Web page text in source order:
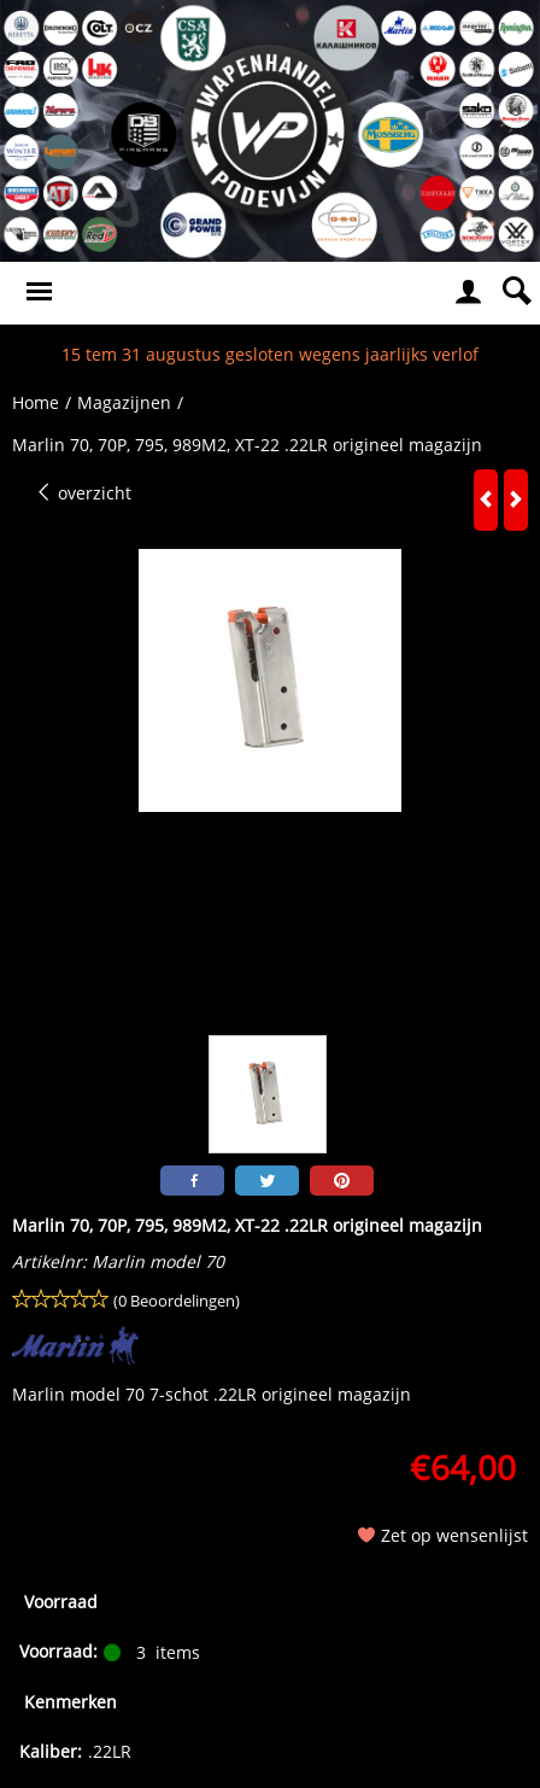
15 tem 31 augustus gesloten wegens jaarlijks verlof
Home / Magazijnen /
Marlin 70, 70P, 795, 989M2, XT-22 .22LR origineel magazijn
overzicht
Marlin 70, 70P, 795, 989M2, XT-22 .22LR origineel magazijn
Artikelnr: Marlin model 70
(0 Beoordelingen)
Marlin model 70 7-schot .22LR origineel magazijn
€64,00
Zet op wensenlijst
Voorraad
Voorraad: 3 items
Kenmerken
Kaliber: .22LR